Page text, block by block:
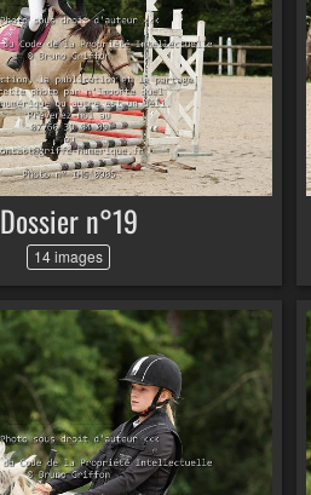
Dossier n°19
14 images